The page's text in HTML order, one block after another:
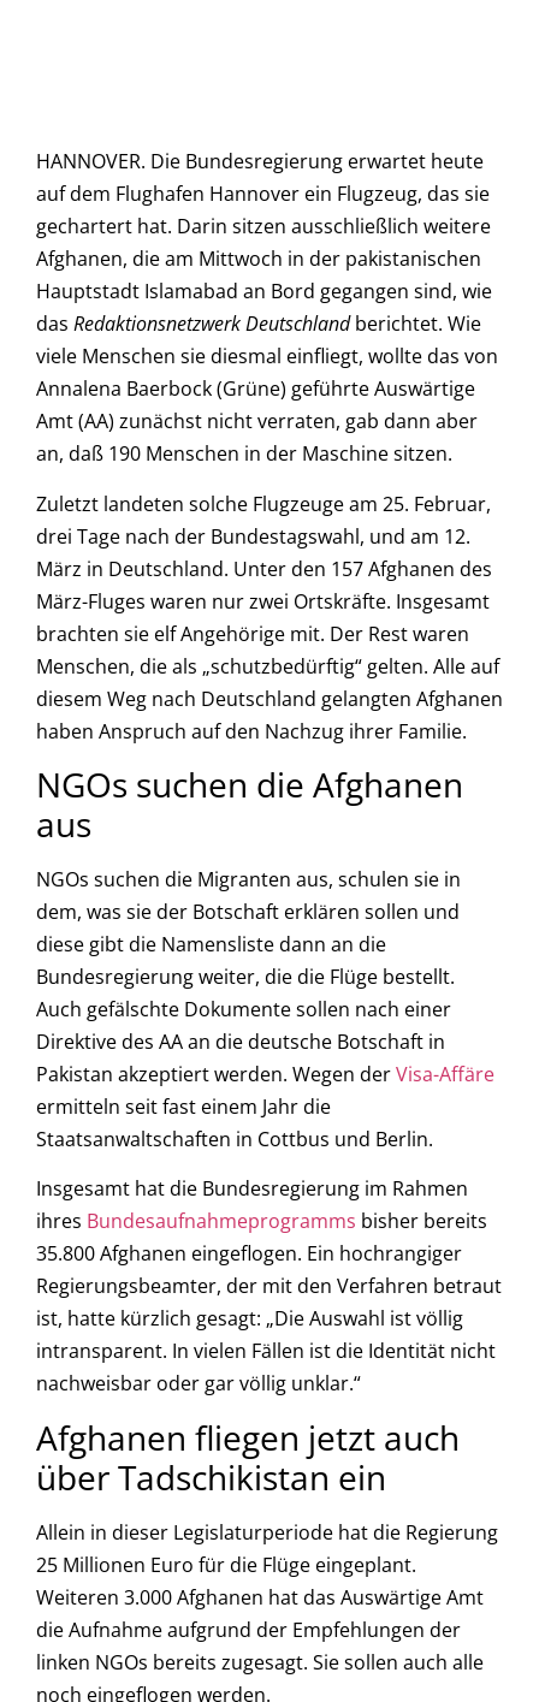
HANNOVER. Die Bundesregierung erwartet heute
auf dem Flughafen Hannover ein Flugzeug, das sie
gechartert hat. Darin sitzen ausschließlich weitere
Afghanen, die am Mittwoch in der pakistanischen
Hauptstadt Islamabad an Bord gegangen sind, wie
das Redaktionsnetzwerk Deutschlandberichtet. Wie
viele Menschen sie diesmal einfliegt, wollte das von
Annalena Baerbock (Grüne) geführte Auswärtige
Amt (AA) zunächst nicht verraten, gab dann aber
an, daß 190 Menschen in der Maschine sitzen.
Zuletzt landeten solche Flugzeuge am 25. Februar,
drei Tage nach der Bundestagswahl, und am 12.
März in Deutschland. Unter den 157 Afghanen des
März-Fluges waren nur zwei Ortskräfte. Insgesamt
brachten sie elf Angehörige mit. Der Rest waren
Menschen, die als „schutzbedürftig“ gelten. Alle auf
diesem Weg nach Deutschland gelangten Afghanen
haben Anspruch auf den Nachzug ihrer Familie.
NGOs suchen die Afghanen
aus
NGOs suchen die Migranten aus, schulen sie in
dem, was sie der Botschaft erklären sollen und
diese gibt die Namensliste dann an die
Bundesregierung weiter, die die Flüge bestellt.
Auch gefälschte Dokumente sollen nach einer
Direktive des AA an die deutsche Botschaft in
Pakistan akzeptiert werden. Wegen derVisa-Affäre
ermitteln seit fast einem Jahr die
Staatsanwaltschaften in Cottbus und Berlin.
Insgesamt hat die Bundesregierung im Rahmen
ihres Bundesaufnahmeprogramms bisher bereits
35.800 Afghanen eingeflogen. Ein hochrangiger
Regierungsbeamter, der mit den Verfahren betraut
ist, hatte kürzlich gesagt: „Die Auswahl ist völlig
intransparent. In vielen Fällen ist die Identität nicht
nachweisbar oder gar völlig unklar.“
Afghanen fliegen jetzt auch
über Tadschikistan ein
Allein in dieser Legislaturperiode hat die Regierung
25 Millionen Euro für die Flüge eingeplant.
Weiteren 3.000 Afghanen hat das Auswärtige Amt
die Aufnahme aufgrund der Empfehlungen der
linken NGOs bereits zugesagt. Sie sollen auch alle
noch eingeflogen werden.